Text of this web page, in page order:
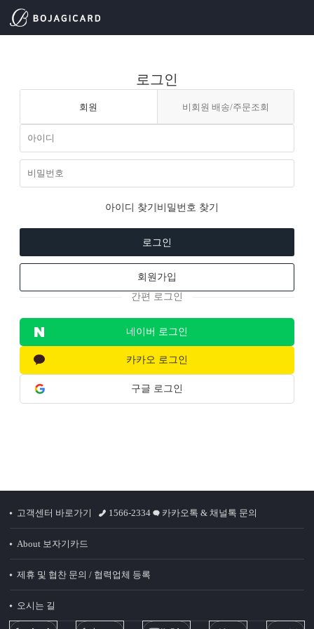
로그인
회원 비회원 배송/주문조회
아이디 찾기 비밀번호 찾기
로그인
회원가입
간편 로그인
네이버 로그인
카카오 로그인
구글 로그인
고객센터 바로가기 1566-2334 카카오톡 & 채널톡 문의
About 보자기카드
제휴 및 협찬 문의 / 협력업체 등록
오시는 길